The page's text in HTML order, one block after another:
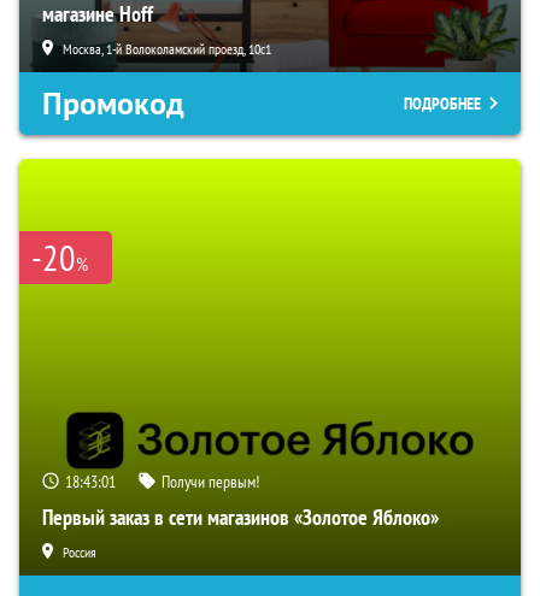
магазине Hoff
Москва, 1-й Волоколамский проезд, 10с1
Промокод ПОДРОБНЕЕ
-20%
18:43:00 Получи первым!
Первый заказ в сети магазинов «Золотое Яблоко»
Россия